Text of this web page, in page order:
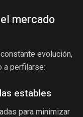
mercado
evolución,
a perfilarse:
estables
para minimizar